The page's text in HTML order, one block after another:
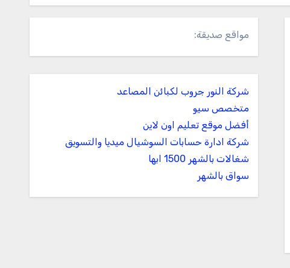
مواقع صديقة:
شركة النور جروب لكبائن المصاعد
متخصص سيو
أفضل موقع تعليم اون لاين
شركة ادارة حسابات السوشيال ميديا والتسويق
شغالات بالشهر 1500 ابها
سواق بالشهر